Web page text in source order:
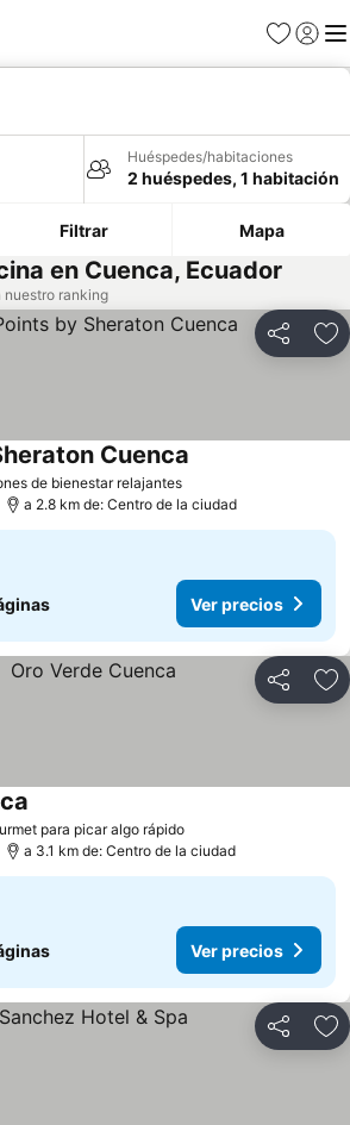
Favoritos
Iniciar
Huéspedes/habitaciones
2 huéspedes, 1 habitación
Filtrar Mapa
en Cuenca, Ecuador
nuestro ranking
Compartir
de bienestar relajantes
Cuenca
a 2.8 km de: Centro de la ciudad
Ver precios
Compartir
para picar algo rápido
a 3.1 km de: Centro de la ciudad
Ver precios
Compartir